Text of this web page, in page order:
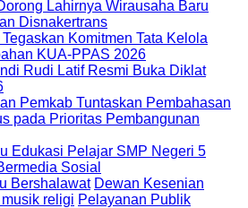
Lahirnya Wirausaha Baru
Disnakertrans
Komitmen Tata Kelola
KUA-PPAS 2026
Rudi Latif Resmi Buka Diklat
Pemkab Tuntaskan Pembahasan
pada Prioritas Pembangunan
Edukasi Pelajar SMP Negeri 5
Sosial
Bershalawat Dewan Kesenian
religi Pelayanan Publik